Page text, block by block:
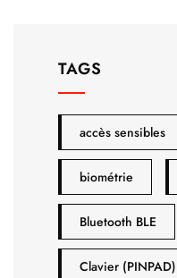
TAGS
accès sensibles
biométrie
Bluetooth BLE
Clavier (PINPAD)